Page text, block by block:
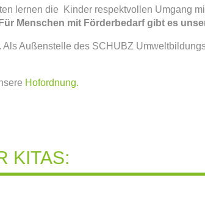
lernen die Kinder respektvollen Umgang
Für Menschen mit Förderbedarf gibt es
Als Außenstelle des SCHUBZ
Hofordnung.
KITAS: